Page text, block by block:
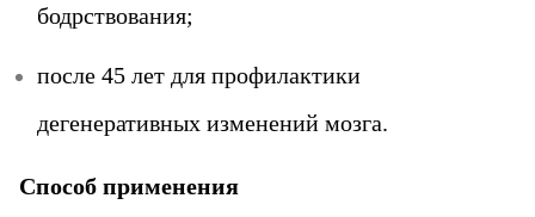
бодрствования;
после 45 лет для профилактики
дегенеративных изменений мозга.
Способ применения